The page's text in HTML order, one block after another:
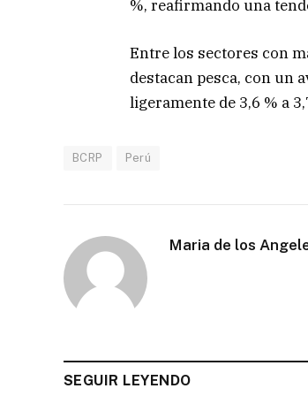
%, reafirmando una
Entre los sectores con
destacan pesca, con un
ligeramente de 3,6 % a
BCRP Perú
Maria de los
SEGUIR LEYENDO